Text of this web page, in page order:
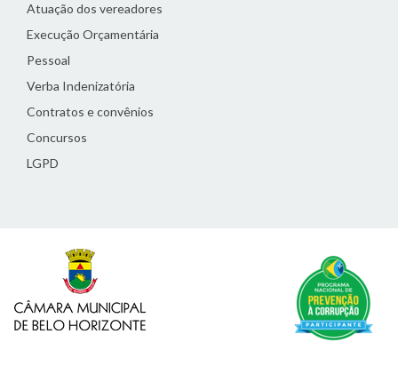
Atuação dos vereadores
Execução Orçamentária
Pessoal
Verba Indenizatória
Contratos e convênios
Concursos
LGPD